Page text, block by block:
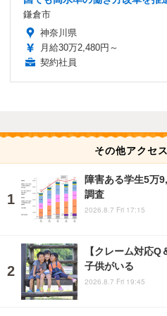
鎌倉市
神奈川県
月給30万2,480円～
契約社員
その他アクセ
障害ある学生5万
調査
2026.8.7 Fri 17:15
【クレーム対応
子供がいる
2026.8.7 Fri 19:45